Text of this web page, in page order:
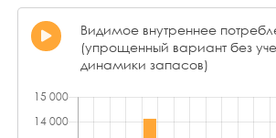
Видимое внутреннее
(упрощенный вариант без
динамики запасов)